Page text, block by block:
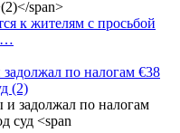
к жителям с просьбой
по налогам €38
(2)